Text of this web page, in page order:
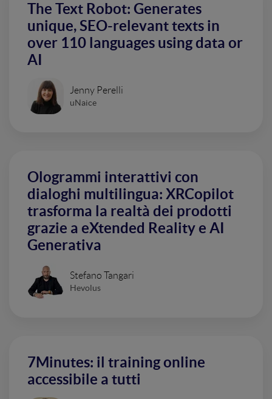
The Text Robot: Generates
unique, SEO-relevant texts in
over 110 languages using data or
AI
Jenny Perelli
uNaice
Ologrammi interattivi con
dialoghi multilingua: XRCopilot
trasforma la realtà dei prodotti
grazie a eXtended Reality e AI
Generativa
Stefano Tangari
Hevolus
7Minutes: il training online
accessibile a tutti